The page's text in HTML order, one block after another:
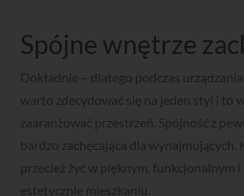
Spójne wnętrze
Dokładnie – dlatego podczas
warto zdecydować się na jeden styl i to
zaaranżować przestrzeń. Spójność z
bardzo zachęcająca dla wynajmujących.
przecież żyć w pięknym, funkcjonalnym
estetycznie mieszkaniu.